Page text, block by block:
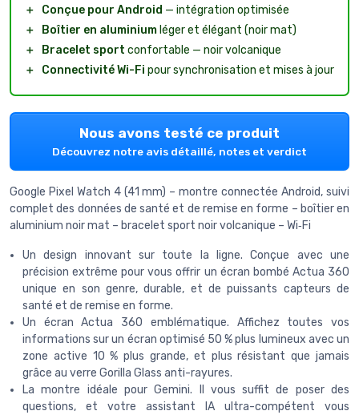
＋
Conçue pour Android — intégration optimisée
＋
Boîtier en aluminium léger et élégant (noir mat)
＋
Bracelet sport confortable — noir volcanique
＋
Connectivité Wi-Fi pour synchronisation et mises à jour
Nous avons testé ce produit
Découvrez notre avis détaillé, notes et verdict
Google Pixel Watch 4 (41 mm) – montre connectée Android, suivi
complet des données de santé et de remise en forme – boîtier en
aluminium noir mat – bracelet sport noir volcanique – Wi‑Fi
Un design innovant sur toute la ligne. Conçue avec une
précision extrême pour vous offrir un écran bombé Actua 360
unique en son genre, durable, et de puissants capteurs de
santé et de remise en forme.
Un écran Actua 360 emblématique. Affichez toutes vos
informations sur un écran optimisé 50 % plus lumineux avec un
zone active 10 % plus grande, et plus résistant que jamais
grâce au verre Gorilla Glass anti-rayures.
La montre idéale pour Gemini. Il vous suffit de poser des
questions, et votre assistant IA ultra-compétent vous